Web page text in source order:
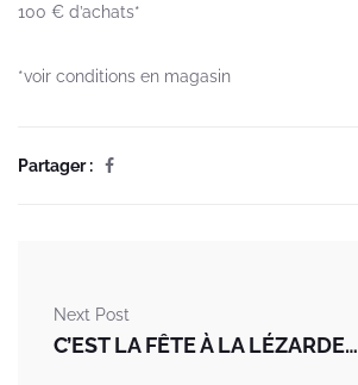
100 € d’achats*
*voir conditions en magasin
Partager :
Next Post
C’EST LA FÊTE À LA LÉZARDE…